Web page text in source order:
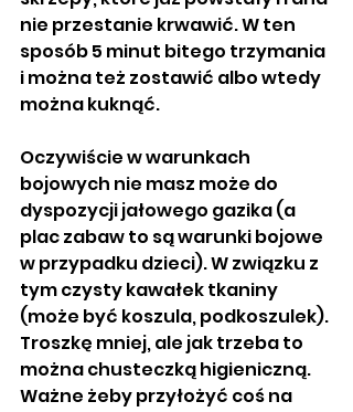
nie przestanie krwawić. W ten
sposób 5 minut bitego trzymania
i można też zostawić albo wtedy
można kuknąć.
Oczywiście w warunkach
bojowych nie masz może do
dyspozycji jałowego gazika (a
plac zabaw to są warunki bojowe
w przypadku dzieci). W związku z
tym czysty kawałek tkaniny
(może być koszula, podkoszulek).
Troszkę mniej, ale jak trzeba to
można chusteczką higieniczną.
Ważne żeby przyłożyć coś na